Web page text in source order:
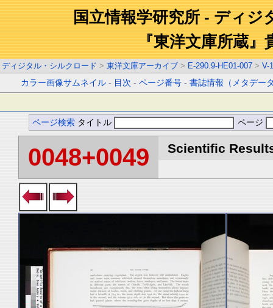
国立情報学研究所 - ディジ
『東洋文庫所蔵』
ディジタル・シルクロード > 東洋文庫アーカイブ > E-290.9-HE01-007 > V-1
カラー画像サムネイル - 目次 -ページ番号 -書誌情報（メタデー
ページ検索 タイトル ページ
0048+0049 Scientific